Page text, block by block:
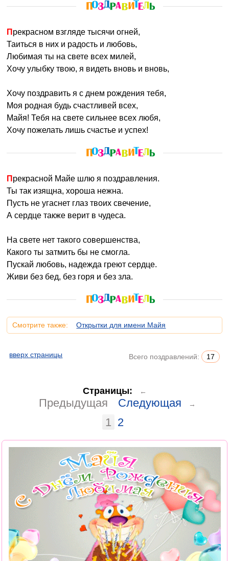
Прекрасном взгляде тысячи огней,
Таиться в них и радость и любовь,
Любимая ты на свете всех милей,
Хочу улыбку твою, я видеть вновь и вновь,
Хочу поздравить я с днем рождения тебя,
Моя родная будь счастливей всех,
Майя! Тебя на свете сильнее всех любя,
Хочу пожелать лишь счастье и успех!
Прекрасной Майе шлю я поздравления.
Ты так изящна, хороша нежна.
Пусть не угаснет глаз твоих свечение,
А сердце также верит в чудеса.
На свете нет такого совершенства,
Какого ты затмить бы не смогла.
Пускай любовь, надежда греют сердце.
Живи без бед, без горя и без зла.
Смотрите также: Открытки для имени Майя
вверх страницы Всего поздравлений: 17
Страницы: ←
Предыдущая Следующая →
1 2